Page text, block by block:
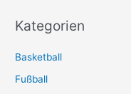
Kategorien
Basketball
Fußball